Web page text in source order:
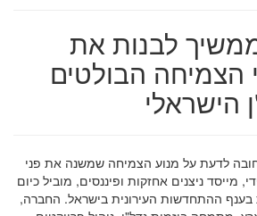
לבנות את
הצמיחה הבולטים
הישראלי
ב-2026: מה חובה לדעת על מנוע הצמיחה שמשנה את פני
מייסד ניצנים אחזקות ופיננסים, מוביל כיום
בענף ההתחדשות העירונית בישראל. החברה,